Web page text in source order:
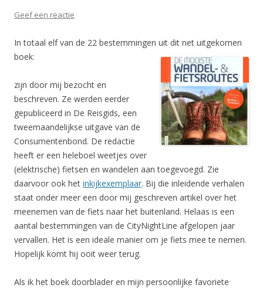
Geef een reactie
In totaal elf van de 22 bestemmingen uit dit net uitgekomen
boek:
zijn door mij bezocht en
beschreven. Ze werden eerder
gepubliceerd in De Reisgids, een
tweemaandelijkse uitgave van de
Consumentenbond. De redactie
heeft er een heleboel weetjes over
(elektrische) fietsen en wandelen aan toegevoegd. Zie
daarvoor ook het inkijkexemplaar. Bij die inleidende verhalen
staat onder meer een door mij geschreven artikel over het
meenemen van de fiets naar het buitenland. Helaas is een
aantal bestemmingen van de CityNightLine afgelopen jaar
vervallen. Het is een ideale manier om je fiets mee te nemen.
Hopelijk komt hij ooit weer terug.
Als ik het boek doorblader en mijn persoonlijke favoriete